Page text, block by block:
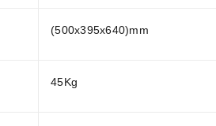
(500x395x640)mm
45Kg